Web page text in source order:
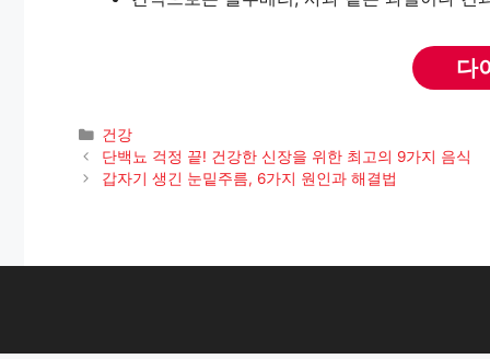
다
카
테
고
건강
단백뇨 걱정 끝! 건강한 신장을 위한 최고의 9가지 음식
갑자기 생긴 눈밑주름, 6가지 원인과 해결법